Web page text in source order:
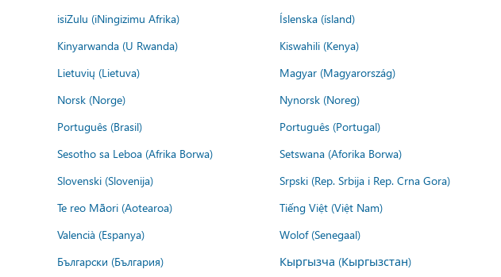
isiZulu (iNingizimu Afrika)
Íslenska (ísland)
Kinyarwanda (U Rwanda)
Kiswahili (Kenya)
Lietuvių (Lietuva)
Magyar (Magyarország)
Norsk (Norge)
Nynorsk (Noreg)
Português (Brasil)
Português (Portugal)
Sesotho sa Leboa (Afrika Borwa)
Setswana (Aforika Borwa)
Slovenski (Slovenija)
Srpski (Rep. Srbija i Rep. Crna Gora)
Te reo Māori (Aotearoa)
Tiếng Việt (Việt Nam)
Valencià (Espanya)
Wolof (Senegaal)
Български (България)
Кыргызча (Кыргызстан)